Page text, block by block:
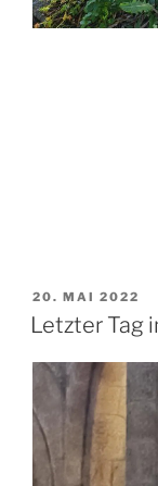
AM
20. MAI 2022
Letzter Tag